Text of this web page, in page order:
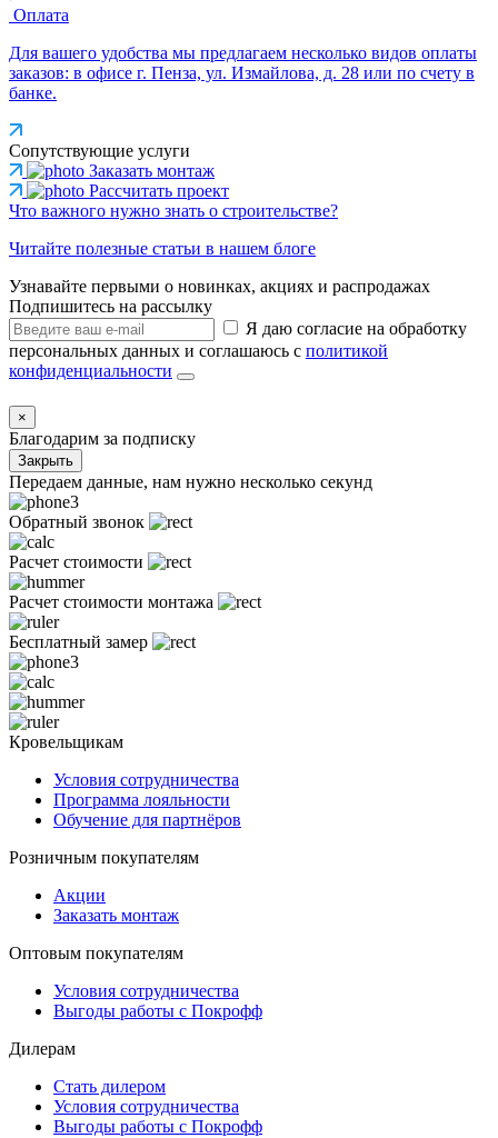
Оплата
Для вашего удобства мы предлагаем несколько видов оплаты
заказов: в офисе г. Пенза, ул. Измайлова, д. 28 или по счету в
банке.
Сопутствующие услуги
Заказать монтаж
Рассчитать проект
Что важного нужно знать о строительстве?
Читайте полезные статьи в нашем блоге
Узнавайте первыми о новинках, акциях и распродажах
Подпишитесь на рассылку
Я даю согласие на обработку
персональных данных и соглашаюсь с политикой
конфиденциальности
×
Благодарим за подписку
Закрыть
Передаем данные, нам нужно несколько секунд
Обратный звонок
Расчет стоимости
Расчет стоимости монтажа
Бесплатный замер
Кровельщикам
Условия сотрудничества
Программа лояльности
Обучение для партнёров
Розничным покупателям
Акции
Заказать монтаж
Оптовым покупателям
Условия сотрудничества
Выгоды работы с Покрофф
Дилерам
Стать дилером
Условия сотрудничества
Выгоды работы с Покрофф